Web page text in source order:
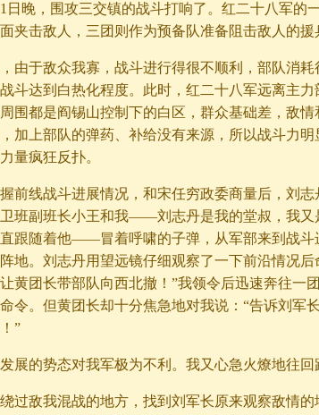
日晚，围攻三交镇的战斗打响了。红二十八军的
夹击敌人，三团则作为预备队准备阻击敌人的援
由于敌众我寡，战斗进行得很不顺利，部队消耗
斗达到白热化程度。此时，红二十八军远离主力
围都是阎锡山控制下的白区，群众基础差，敌情
加上部队的弹药、补给没有来源，所以战斗力明
量疯狂反扑。
前线战斗进展情况，和宋任穷政委商量后，刘志
班副班长小王和我——刘志丹是我的堂叔，我又
跟随着他——冒着呼啸的子弹，从军部来到战斗
地。刘志丹用望远镜仔细观察了一下前沿情况后
黄团长带部队向西北撤！”我领令后迅速奔往一
令。但黄团长却十分焦急地对我说：“告诉刘军
”
展的势态对我军极为不利。我又心急火燎地往回
过敌我混战的地方，找到刘军长原来观察敌情的